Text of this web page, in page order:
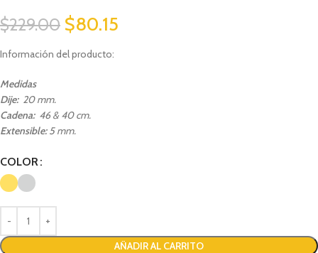
$229.00 $80.15
Información del producto:
Medidas
Dije:20 mm.
Cadena:46 & 40 cm.
Extensible:5 mm.
COLOR
AÑADIR AL CARRITO